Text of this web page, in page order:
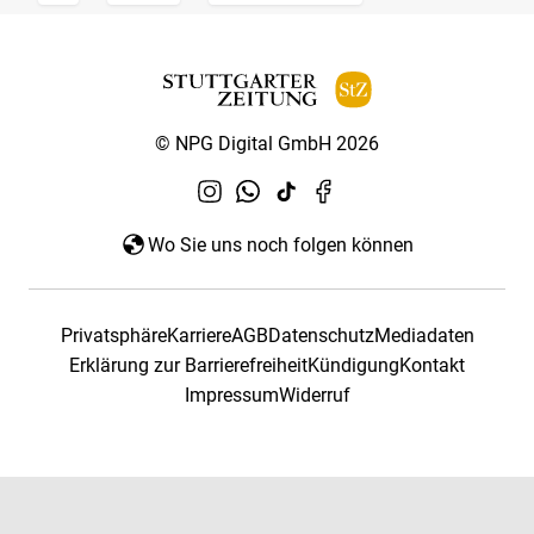
© NPG Digital GmbH 2026
Wo Sie uns noch folgen können
PrivatsphäreKarriereAGBDatenschutzMediadaten
Erklärung zur BarrierefreiheitKündigungKontakt
ImpressumWiderruf